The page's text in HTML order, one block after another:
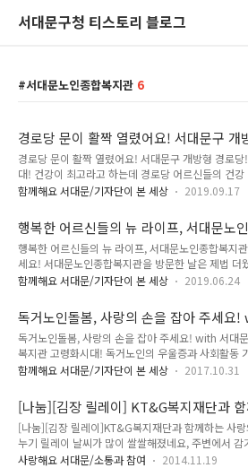
서대문구청 티스토리 블로그
서대문노인종합복지관 6
경로당 문이 활짝 열렸어요! 서대문구 개
로당!
경로당 문이 활짝 열렸어요! 서대문구 개방형 경로
대! 건강이 최고라고 하는데 경로당 어르신들의 건강
해서 운동을 빼 놓을 수 없지요. 서대문구에서는 어르
로당을 운영하고 있다고 해요. 그곳에는 여러가지 특
을 지원하고 있다고 합니다. ▲ 건강한 100세! 체조하
모습, 논골 문화원 특화프로그램은 시립서대문노인
에서 지원하는 작은복지형 경로당 4개소와 대한노인
지회가 지원하느 지역주민 개방형 경로당 22개소에
센터형 경로당은 서울시 경로당 개방시책의 일환으로
복지관의 프로그램 중 노래교실 등 8개 프로그램..
함께해요 서대문/기자단이 본 세상 2019.09.17
행복한 어르신들의 뉴 라이프, 서대문노
지관과 함께 하세요!
행복한 어르신들의 뉴 라이프, 서대문노인종합복지
세요! 서대문노인종합복지관을 방문한 날은 제법 더
완만한 언덕을 꽤 올라가야 해서 땀이 나고 숨이 차올
아졌습니다. 피서가 따로 없을 만큼 쾌적하고 시원시
대문노인종합복지관을 지금부터 소개해 드리겠습니
대문노인종합복지관 ● 주 소 : 서울시 서대문구 독
57 ● 연락처 : 02-363-9988 ● 홈페이지 :
www.sdmsenior.or.kr 회원가입을 하면 누구든 이용
르신들을 위한 통합 서비스를 제공하고 있습니다. 건
운동실은 기본, 다양한 교양 교육에 적합한..
함께해요 서대문/기자단이 본 세상 2019.06.24
독거노인돌봄, 사랑의 손을 잡아 주세요
대문노인종합복지관
독거노인돌봄, 사랑의 손을 잡아 주세요! with 서대
복지관 고령화시대! 독거노인의 우울증과 사회활동
로 어려움이 많아요. 25일 서대문노인종합사회복지관
울증이 있는 독거노인 20명을 모시고 광화문으로 가
갔어요. ▲ 광화문 나들이에 멋진 포즈를 잡아보아요
은 독거노인돌봄서비스 업무를 10년째 하고 있는데,
들이 혼자 살고 계시는 65세 이상의 노인에게 매주
확인과 2회의 전화 안부 확인을 하는 것이에요. 또
함께해요 서대문/기자단이 본 세상 2017.10.31
[나눔][김장 릴레이] KT&G복지재단과
사랑의 김장 나누기 릴레이
[나눔][김장 릴레이]KT&G복지재단과 함께하는 사
누기 릴레이 날씨가 많이 쌀쌀해졌네요, 주변에서 감
하는 사람들이 보이는데 서대문구 여러분들은 건강하
사랑해요 서대문/소통과 참여 2014.11.19